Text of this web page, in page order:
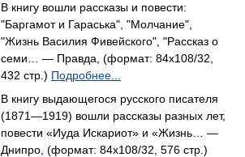
В книгу вошли рассказы и повести:
"Баргамот и Гараська", "Молчание",
"Жизнь Василия Фивейского", "Рассказ о
семи… — Правда, (формат: 84x108/32,
432 стр.) Подробнее...
В книгу выдающегося русского писателя
(1871—1919) вошли рассказы разных лет,
повести «Иуда Искариот» и «Жизнь… —
Днипро, (формат: 84x108/32, 576 стр.)